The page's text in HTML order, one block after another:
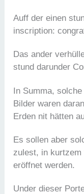
Auff der einen
inscription:
Das ander
stund darunder
In Summa,
Bilder waren
Erden nit hätten
Es sollen aber
zulest, in kurtzem
eröffnet werden.
Under dieser